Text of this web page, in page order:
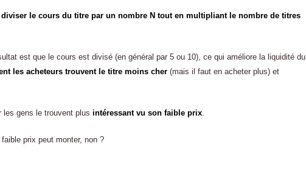
diviser le cours du titre par un nombre N tout en multipliant le nombre de titres
est que le cours est divisé (en général par 5 ou 10), ce qui améliore la liquidité du
les acheteurs trouvent le titre moins cher (mais il faut en acheter plus) et
gens le trouvent plus intéressant vu son faible prix.
prix peut monter, non ?